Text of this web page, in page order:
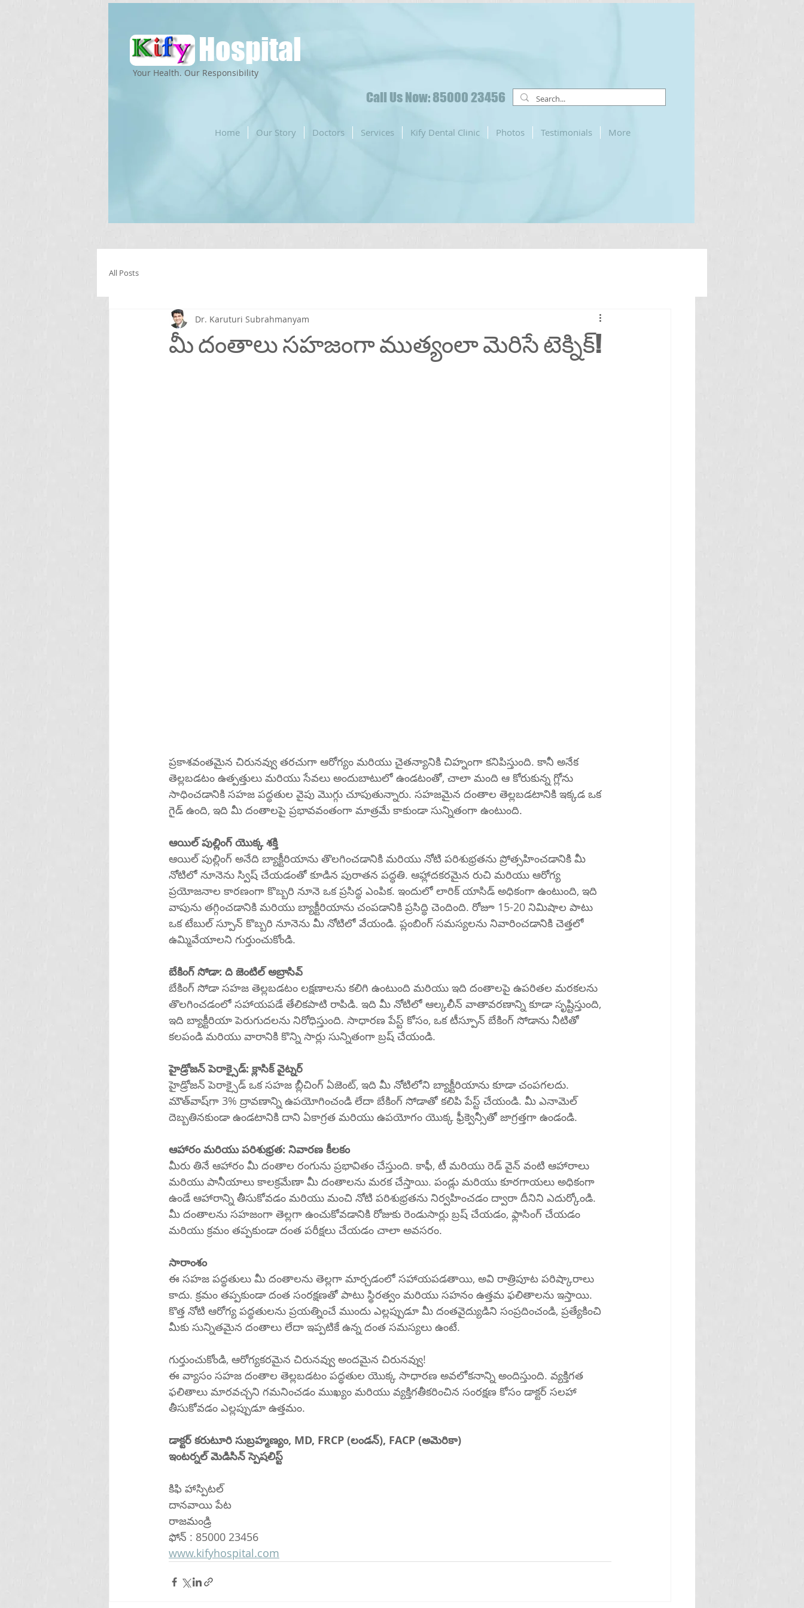
Hospital
Call Us Now: 85000 23456
Home Our Story Doctors Services Kify Dental Clinic Photos Testimonials More
Your Health. Our Responsibility
All Posts
మీ దంతాలు సహజంగా ముత్యంలా మెరిసే టెక్నిక్!
Dr. Karuturi Subrahmanyam
ప్రకాశవంతమైన చిరునవ్వు తరచుగా ఆరోగ్యం మరియు చైతన్యానికి చిహ్నంగా కనిపిస్తుంది. కానీ అనేక
తెల్లబడటం ఉత్పత్తులు మరియు సేవలు అందుబాటులో ఉండటంతో, చాలా మంది ఆ కోరుకున్న గ్లోను
సాధించడానికి సహజ పద్ధతుల వైపు మొగ్గు చూపుతున్నారు. సహజమైన దంతాల తెల్లబడటానికి ఇక్కడ ఒక
గైడ్ ఉంది, ఇది మీ దంతాలపై ప్రభావవంతంగా మాత్రమే కాకుండా సున్నితంగా ఉంటుంది.
ఆయిల్ పుల్లింగ్ యొక్క శక్తి
ఆయిల్ పుల్లింగ్ అనేది బ్యాక్టీరియాను తొలగించడానికి మరియు నోటి పరిశుభ్రతను ప్రోత్సహించడానికి మీ
నోటిలో నూనెను స్విష్ చేయడంతో కూడిన పురాతన పద్ధతి. ఆహ్లాదకరమైన రుచి మరియు ఆరోగ్య
ప్రయోజనాల కారణంగా కొబ్బరి నూనె ఒక ప్రసిద్ధ ఎంపిక. ఇందులో లారిక్ యాసిడ్ అధికంగా ఉంటుంది, ఇది
వాపును తగ్గించడానికి మరియు బ్యాక్టీరియాను చంపడానికి ప్రసిద్ధి చెందింది. రోజూ 15-20 నిమిషాల పాటు
ఒక టేబుల్ స్పూన్ కొబ్బరి నూనెను మీ నోటిలో వేయండి. ప్లంబింగ్ సమస్యలను నివారించడానికి చెత్తలో
ఉమ్మివేయాలని గుర్తుంచుకోండి.
బేకింగ్ సోడా: ది జెంటిల్ అబ్రాసివ్
బేకింగ్ సోడా సహజ తెల్లబడటం లక్షణాలను కలిగి ఉంటుంది మరియు ఇది దంతాలపై ఉపరితల మరకలను
తొలగించడంలో సహాయపడే తేలికపాటి రాపిడి. ఇది మీ నోటిలో ఆల్కలీన్ వాతావరణాన్ని కూడా సృష్టిస్తుంది,
ఇది బ్యాక్టీరియా పెరుగుదలను నిరోధిస్తుంది. సాధారణ పేస్ట్ కోసం, ఒక టీస్పూన్ బేకింగ్ సోడాను నీటితో
కలపండి మరియు వారానికి కొన్ని సార్లు సున్నితంగా బ్రష్ చేయండి.
హైడ్రోజన్ పెరాక్సైడ్: క్లాసిక్ వైట్నర్
హైడ్రోజన్ పెరాక్సైడ్ ఒక సహజ బ్లీచింగ్ ఏజెంట్, ఇది మీ నోటిలోని బ్యాక్టీరియాను కూడా చంపగలదు.
మౌత్‌వాష్‌గా 3% ద్రావణాన్ని ఉపయోగించండి లేదా బేకింగ్ సోడాతో కలిపి పేస్ట్ చేయండి. మీ ఎనామెల్
దెబ్బతినకుండా ఉండటానికి దాని ఏకాగ్రత మరియు ఉపయోగం యొక్క ఫ్రీక్వెన్సీతో జాగ్రత్తగా ఉండండి.
ఆహారం మరియు పరిశుభ్రత: నివారణ కీలకం
మీరు తినే ఆహారం మీ దంతాల రంగును ప్రభావితం చేస్తుంది. కాఫీ, టీ మరియు రెడ్ వైన్ వంటి ఆహారాలు
మరియు పానీయాలు కాలక్రమేణా మీ దంతాలను మరక చేస్తాయి. పండ్లు మరియు కూరగాయలు అధికంగా
ఉండే ఆహారాన్ని తీసుకోవడం మరియు మంచి నోటి పరిశుభ్రతను నిర్వహించడం ద్వారా దీనిని ఎదుర్కోండి.
మీ దంతాలను సహజంగా తెల్లగా ఉంచుకోవడానికి రోజుకు రెండుసార్లు బ్రష్ చేయడం, ఫ్లాసింగ్ చేయడం
మరియు క్రమం తప్పకుండా దంత పరీక్షలు చేయడం చాలా అవసరం.
సారాంశం
ఈ సహజ పద్ధతులు మీ దంతాలను తెల్లగా మార్చడంలో సహాయపడతాయి, అవి రాత్రిపూట పరిష్కారాలు
కాదు. క్రమం తప్పకుండా దంత సంరక్షణతో పాటు స్థిరత్వం మరియు సహనం ఉత్తమ ఫలితాలను ఇస్తాయి.
కొత్త నోటి ఆరోగ్య పద్ధతులను ప్రయత్నించే ముందు ఎల్లప్పుడూ మీ దంతవైద్యుడిని సంప్రదించండి, ప్రత్యేకించి
మీకు సున్నితమైన దంతాలు లేదా ఇప్పటికే ఉన్న దంత సమస్యలు ఉంటే.
గుర్తుంచుకోండి, ఆరోగ్యకరమైన చిరునవ్వు అందమైన చిరునవ్వు!
ఈ వ్యాసం సహజ దంతాల తెల్లబడటం పద్ధతుల యొక్క సాధారణ అవలోకనాన్ని అందిస్తుంది. వ్యక్తిగత
ఫలితాలు మారవచ్చని గమనించడం ముఖ్యం మరియు వ్యక్తిగతీకరించిన సంరక్షణ కోసం డాక్టర్ సలహా
తీసుకోవడం ఎల్లప్పుడూ ఉత్తమం.
డాక్టర్ కరుటూరి సుబ్రహ్మణ్యం, MD, FRCP (లండన్), FACP (అమెరికా)
ఇంటర్నల్ మెడిసిన్ స్పెషలిస్ట్
కిఫి హాస్పిటల్
దానవాయి పేట
రాజమండ్రి
ఫోన్ : 85000 23456
www.kifyhospital.com